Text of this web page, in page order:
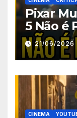
Pixar
5 Não é
21/06/2026
CINEMA